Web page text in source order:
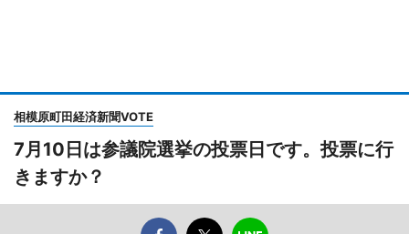
相模原町田経済新聞VOTE
7月10日は参議院選挙の投票日です。投票に行
きますか？